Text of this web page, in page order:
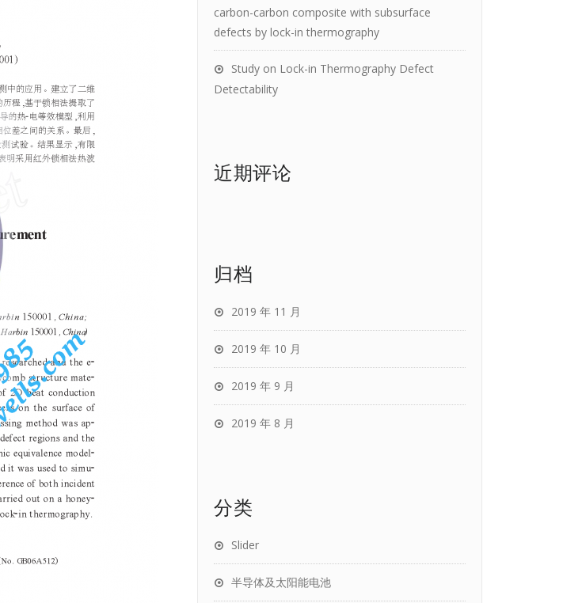
carbon-carbon composite with subsurface
defects by lock-in thermography
Study on Lock-in Thermography Defect
Detectability
近期评论
归档
2019 年 11 月
2019 年 10 月
2019 年 9 月
2019 年 8 月
分类
Slider
半导体及太阳能电池